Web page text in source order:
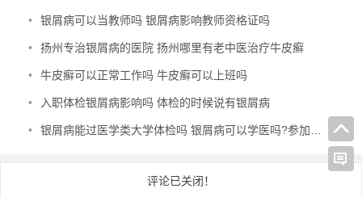
• 银屑病可以当教师吗 银屑病影响教师资格证吗
• 扬州专治银屑病的医院 扬州哪里有老中医治疗牛皮癣
• 牛皮癣可以正常工作吗 牛皮癣可以上班吗
• 入职体检银屑病影响吗 体检的时候说有银屑病
• 银屑病能过医学类大学体检吗 银屑病可以学医吗?参加医院工作有影响吗
评论已关闭！